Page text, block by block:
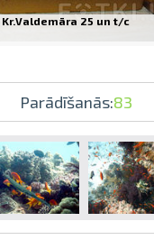
25 un t/c
Parādīšanās:83